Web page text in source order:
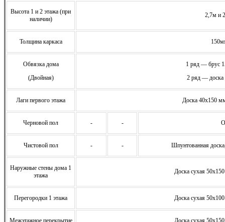
Высота 1 и 2 этажа (при
наличии)
2,7м и
Толщина каркаса
Обвязка дома
(Двойная)
1 ряд — брус
2 ряд —
Лаги первого этажа Доска 40х150
Черновой пол - -
Чистовой пол - - Шпунтованная
Наружные стены дома 1
этажа
Доска сухая
Перегородки 1 этажа Доска сухая
Межэтажное перекрытие Доска сухая